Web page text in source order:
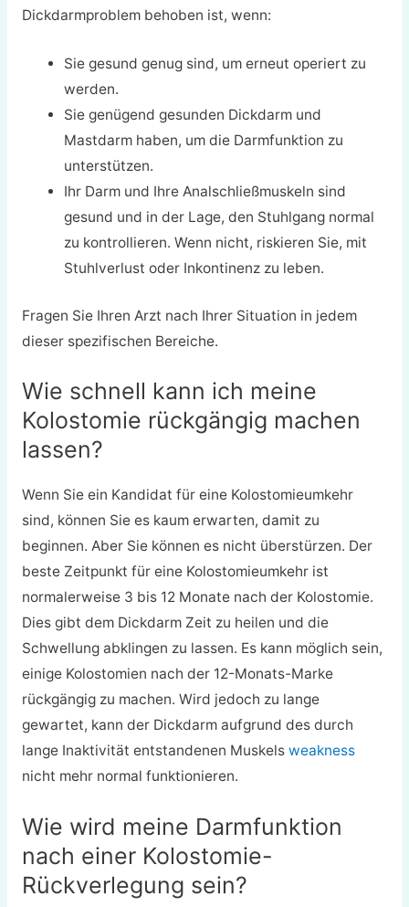
Dickdarmproblem behoben ist, wenn:
Sie gesund genug sind, um erneut operiert zu
werden.
Sie genügend gesunden Dickdarm und
Mastdarm haben, um die Darmfunktion zu
unterstützen.
Ihr Darm und Ihre Analschließmuskeln sind
gesund und in der Lage, den Stuhlgang normal
zu kontrollieren. Wenn nicht, riskieren Sie, mit
Stuhlverlust oder Inkontinenz zu leben.
Fragen Sie Ihren Arzt nach Ihrer Situation in jedem
dieser spezifischen Bereiche.
Wie schnell kann ich meine
Kolostomie rückgängig machen
lassen?
Wenn Sie ein Kandidat für eine Kolostomieumkehr
sind, können Sie es kaum erwarten, damit zu
beginnen. Aber Sie können es nicht überstürzen. Der
beste Zeitpunkt für eine Kolostomieumkehr ist
normalerweise 3 bis 12 Monate nach der Kolostomie.
Dies gibt dem Dickdarm Zeit zu heilen und die
Schwellung abklingen zu lassen. Es kann möglich sein,
einige Kolostomien nach der 12-Monats-Marke
rückgängig zu machen. Wird jedoch zu lange
gewartet, kann der Dickdarm aufgrund des durch
lange Inaktivität entstandenen Muskels weakness
nicht mehr normal funktionieren.
Wie wird meine Darmfunktion
nach einer Kolostomie-
Rückverlegung sein?